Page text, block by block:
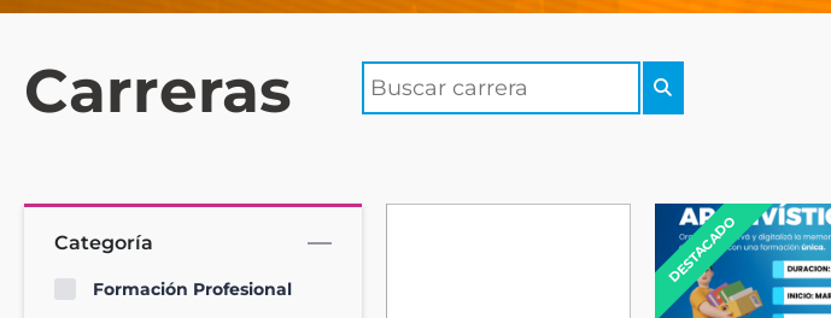
Carreras
Categoría
Formación Profesional
DESTACADO